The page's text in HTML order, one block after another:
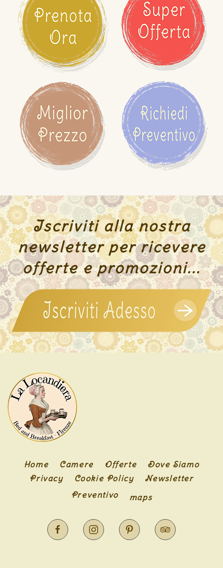
Iscriviti alla nostra
newsletter per ricevere
offerte e promozioni...
Home Camere Offerte
Dove Siamo
Privacy
Cookie Policy
Newsletter
Preventivo
maps